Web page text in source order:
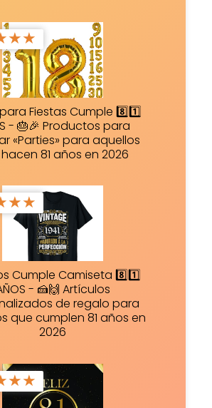
★★
Fiestas Cumple 8️⃣1️⃣
- 🎂🎉 Productos para
«Parties» para aquellos
81 años en 2026
★★
Cumple Camiseta 8️⃣1️⃣
- 🍰🙌 Artículos
de regalo para
que cumplen 81 años en
2026
★★